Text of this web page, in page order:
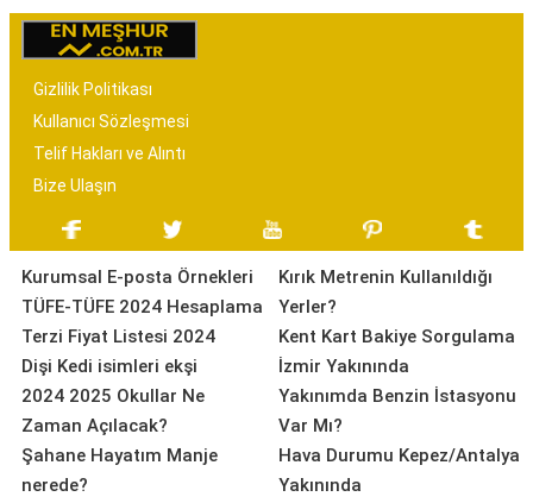
Gizlilik Politikası
Kullanıcı Sözleşmesi
Telif Hakları ve Alıntı
Bize Ulaşın
Kurumsal E-posta Örnekleri
TÜFE-TÜFE 2024 Hesaplama
Terzi Fiyat Listesi 2024
Dişi Kedi isimleri ekşi
2024 2025 Okullar Ne
Zaman Açılacak?
Şahane Hayatım Manje
nerede?
Kırık Metrenin Kullanıldığı
Yerler?
Kent Kart Bakiye Sorgulama
İzmir Yakınında
Yakınımda Benzin İstasyonu
Var Mı?
Hava Durumu Kepez/Antalya
Yakınında